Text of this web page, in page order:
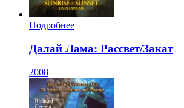
Подробнее
Далай Лама: Рассвет/Закат
2008